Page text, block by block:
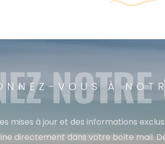
VOUS À
mises à jour et des informations
directement dans votre boîte mail.